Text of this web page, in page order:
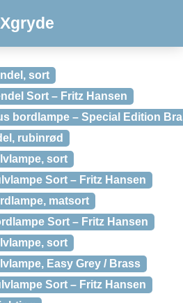
Xgryde
sort
Sort – Fritz Hansen
bordlampe – Special Edition
rubinrød
sort
Sort – Fritz Hansen
matsort
Sort – Fritz Hansen
sort
Easy Grey / Brass
Sort – Fritz Hansen